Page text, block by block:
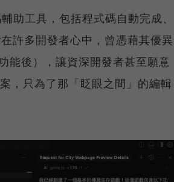
助工具，包括程式碼自動完成、
許多開發者心中，曾憑藉其優異
能後），讓資深開發者甚至願意
，只為了那「眨眼之間」的編輯